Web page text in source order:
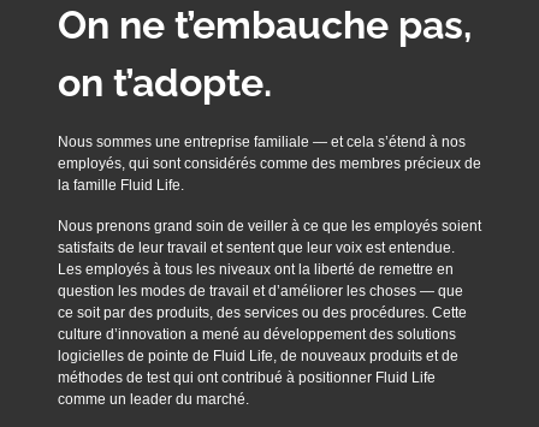
On ne t’embauche pas,
on t’adopte.
Nous sommes une entreprise familiale — et cela s’étend à nos
employés, qui sont considérés comme des membres précieux de
la famille Fluid Life.
Nous prenons grand soin de veiller à ce que les employés soient
satisfaits de leur travail et sentent que leur voix est entendue.
Les employés à tous les niveaux ont la liberté de remettre en
question les modes de travail et d’améliorer les choses — que
ce soit par des produits, des services ou des procédures. Cette
culture d’innovation a mené au développement des solutions
logicielles de pointe de Fluid Life, de nouveaux produits et de
méthodes de test qui ont contribué à positionner Fluid Life
comme un leader du marché.